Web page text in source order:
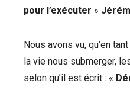
pour l’exécuter »
Nous avons vu, qu’en
la vie nous submerger,
selon qu’il est écrit : «